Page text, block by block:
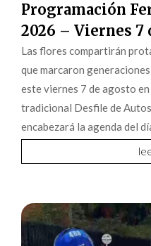
Programación
2026 – Viernes 7
Las flores compartirán
que marcaron
este viernes 7 de agosto
tradicional Desfile de
encabezará la agenda del